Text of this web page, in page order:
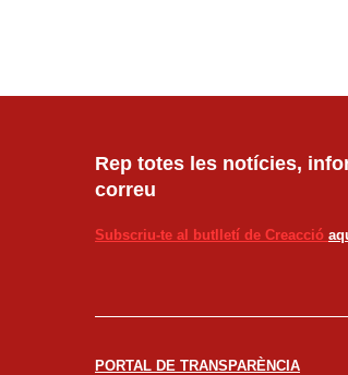
Rep totes les notícies,
correu
Subscriu-te al butlletí de Creacció
PORTAL DE TRANSPARÈNCIA